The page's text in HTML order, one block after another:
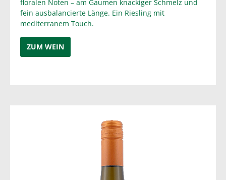
floralen Noten – am Gaumen knackiger Schmelz und
fein ausbalancierte Länge. Ein Riesling mit
mediterranem Touch.
ZUM WEIN